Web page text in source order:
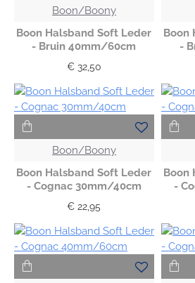
Boon/Boony
Boon Halsband Soft Leder
- Bruin 40mm/60cm
€ 32,50
Boon
-
Boon/Boony
Boon Halsband Soft Leder
- Cognac 30mm/40cm
€ 22,95
Boon
-